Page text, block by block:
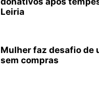
Leiria
Mulher faz desafio de
sem compras